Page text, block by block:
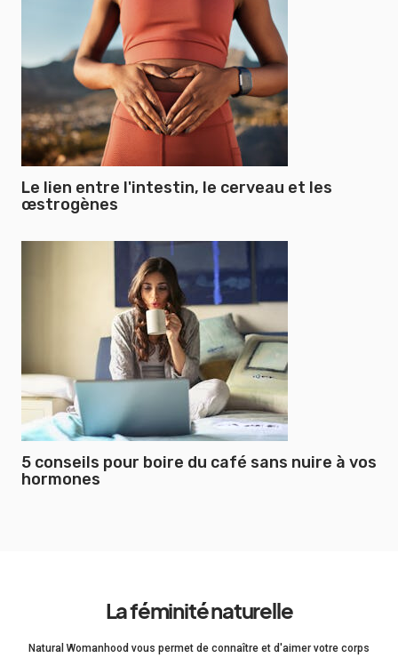
Le lien entre l'intestin, le cerveau et les
œstrogènes
5 conseils pour boire du café sans nuire à vos
hormones
La féminité naturelle
Natural Womanhood vous permet de connaître et d'aimer votre corps